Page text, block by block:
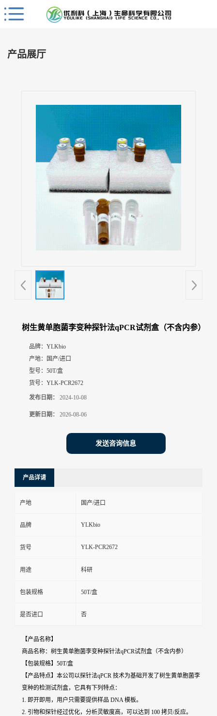
Close
首
产品展厅
树生黄单胞菌李变种探针法qPCR试剂盒（不含内参）
品牌： YLKbio
产地：
国产/进口
型号： 50T/盒
货号： YLK-PCR2672
发布日期： 2024-10-08
更新日期： 2026-08-06
发送咨询信息
产品详请
产地 国产/进口
品牌 YLKbio
货号 YLK-PCR2672
用途 科研
包装规格 50T/盒
是否进口 否
【产品名称】
商品名称：树生黄单胞菌李变种探针法qPCR试剂盒（不含内参）
【包装规格】50T/盒
【产品特点】本公司以探针法qPCR 技术为基础开发了树生黄单胞菌李
变种的检测试剂盒，它具有下列特点：
1. 即开即用，用户只需要提供样品 DNA 模板。
2. 引物和探针经过优化，分析灵敏度高，可以达到 100 拷贝/反应。